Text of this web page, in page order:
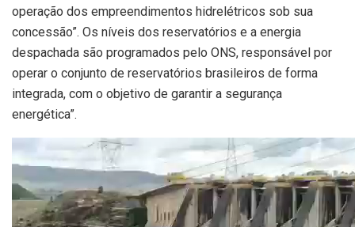
operação dos empreendimentos hidrelétricos sob sua
concessão”. Os níveis dos reservatórios e a energia
despachada são programados pelo ONS, responsável por
operar o conjunto de reservatórios brasileiros de forma
integrada, com o objetivo de garantir a segurança
energética”.